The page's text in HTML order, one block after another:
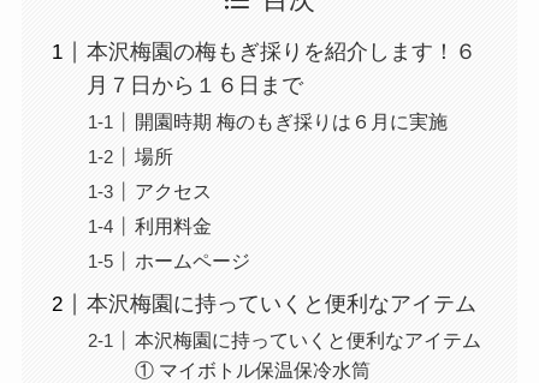
本沢梅園の梅もぎ採りを紹介します！６
月７日から１６日まで
開園時期 梅のもぎ採りは６月に実施
場所
アクセス
利用料金
ホームページ
本沢梅園に持っていくと便利なアイテム
本沢梅園に持っていくと便利なアイテム
① マイボトル保温保冷水筒